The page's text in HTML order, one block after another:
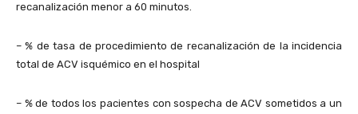
recanalización menor a 60 minutos.
– % de tasa de procedimiento de recanalización de la incidencia
total de ACV isquémico en el hospital
– % de todos los pacientes con sospecha de ACV sometidos a un